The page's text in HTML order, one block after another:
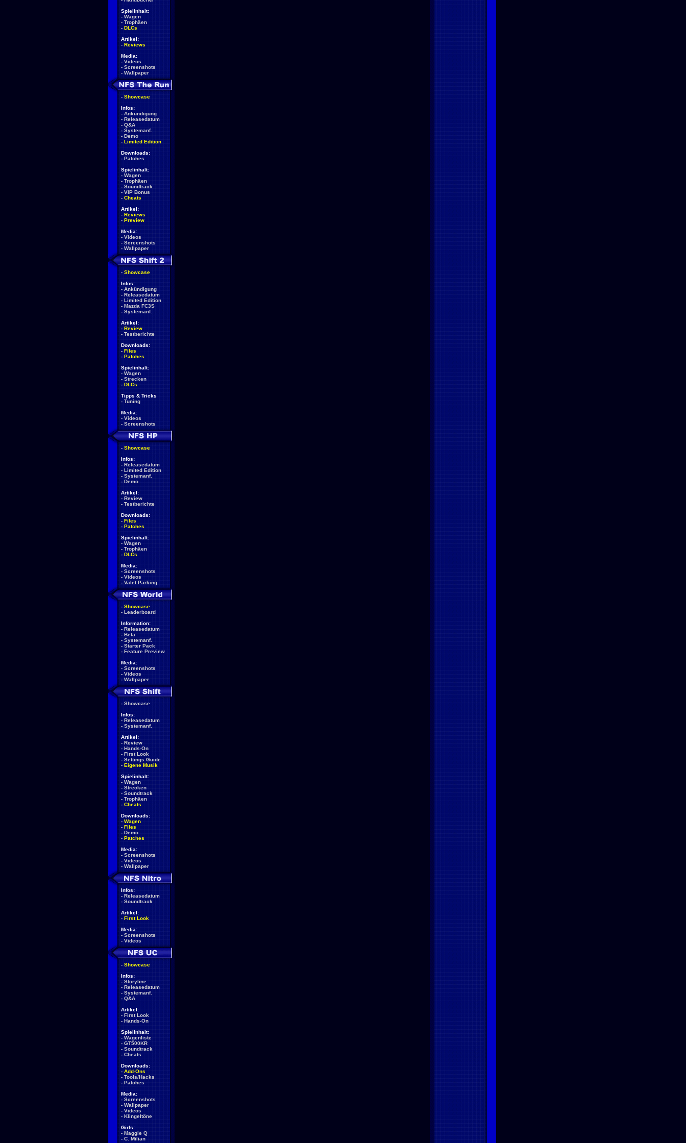
Spielinhalt:
- Wagen
- Trophäen
- DLCs
Artikel:
- Reviews
Media:
- Videos
- Screenshots
- Wallpaper
- Showcase
Infos:
- Ankündigung
- Releasedatum
- Q&A
- Systemanf.
- Demo
- Limited Edition
Downloads:
- Patches
Spielinhalt:
- Wagen
- Trophäen
- Soundtrack
- VIP Bonus
- Cheats
Artikel:
- Reviews
- Preview
Media:
- Videos
- Screenshots
- Wallpaper
- Showcase
Infos:
- Ankündigung
- Releasedatum
- Limited Edition
- Mazda FC3S
- Systemanf.
Artikel:
- Review
- Testberichte
Downloads:
- Files
- Patches
Spielinhalt:
- Wagen
- Strecken
- DLCs
Tipps & Tricks
- Tuning
Media:
- Videos
- Screenshots
- Showcase
Infos:
- Releasedatum
- Limited Edition
- Systemanf.
- Demo
Artikel:
- Review
- Testberichte
Downloads:
- Files
- Patches
Spielinhalt:
- Wagen
- Trophäen
- DLCs
Media:
- Screenshots
- Videos
- Valet Parking
- Showcase
- Leaderboard
Information:
- Releasedatum
- Beta
- Systemanf.
- Starter Pack
- Feature Preview
Media:
- Screenshots
- Videos
- Wallpaper
- Showcase
Infos:
- Releasedatum
- Systemanf.
Artikel:
- Review
- Hands-On
- First Look
- Settings Guide
- Eigene Musik
Spielinhalt:
- Wagen
- Strecken
- Soundtrack
- Trophäen
- Cheats
Downloads:
- Wagen
- Files
- Demo
- Patches
Media:
- Screenshots
- Videos
- Wallpaper
Infos:
- Releasedatum
- Soundtrack
Artikel:
- First Look
Media:
- Screenshots
- Videos
- Showcase
Infos:
- Storyline
- Releasedatum
- Systemanf.
- Q&A
Artikel:
- First Look
- Hands-On
Spielinhalt:
- Wagenliste
- GT500KR
- Soundtrack
- Cheats
Downloads:
- Add-Ons
- Tools/Hacks
- Patches
Media:
- Screenshots
- Wallpaper
- Videos
- Klingeltöne
Girls:
- Maggie Q
- C. Milian